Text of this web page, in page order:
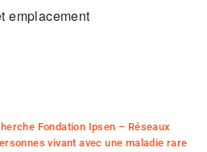
emplacement
Fondation Ipsen – Réseaux
vivant avec une maladie rare